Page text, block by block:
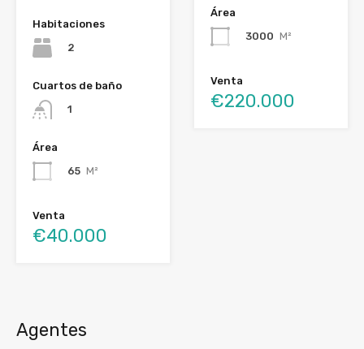
Habitaciones
2
Cuartos de baño
1
Área
65 M²
Venta
€40.000
Área
3000 M²
Venta
€220.000
Agentes